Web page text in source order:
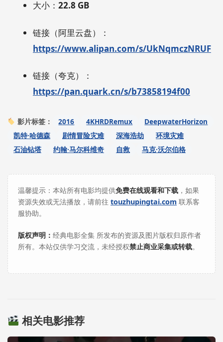
大小： 22.8 GB
链接（阿里云盘）：
https://www.alipan.com/s/UkNqmczNRUF
链接（夸克）：
https://pan.quark.cn/s/b73858194f00
影片标签： 2016 4KHRDRemux
DeepwaterHorizon
凯特·哈德森
剧情冒险灾难 深海浩劫
环境灾难
石油钻塔
约翰·马尔科维奇 自救 马克·沃尔伯格
温馨提示：本站所有电影均提供免费在线观看和下载 ，如果
资源失效或无法播放，请前往 touzhupingtai.com 联系客
服协助。
版权声明： 经典电影全集 所发布的资源及图片版权归原作者
所有。本站仅供学习交流，未经授权禁止商业采集或转载。
相关电影推荐